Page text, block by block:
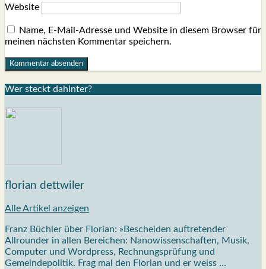
Website
Name, E-Mail-Adresse und Website in diesem Browser für
meinen nächsten Kommentar speichern.
Wer steckt dahin­ter?
florian dettwiler
Alle Artikel anzeigen
Franz Büchler über Florian: »Bescheiden auftretender
Allrounder in allen Bereichen: Nanowissenschaften, Musik,
Computer und Wordpress, Rechnungsprüfung und
Gemeindepolitik. Frag mal den Florian und er weiss …